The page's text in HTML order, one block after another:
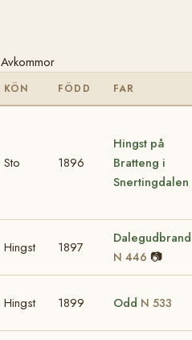
Avkommor
KÖN FÖDD FAR
Sto 1896
Hingst på
Bratteng i
Snertingdalen
Hingst 1897
Dalegudbrand
N 446 📷
Hingst 1899 Odd N 533